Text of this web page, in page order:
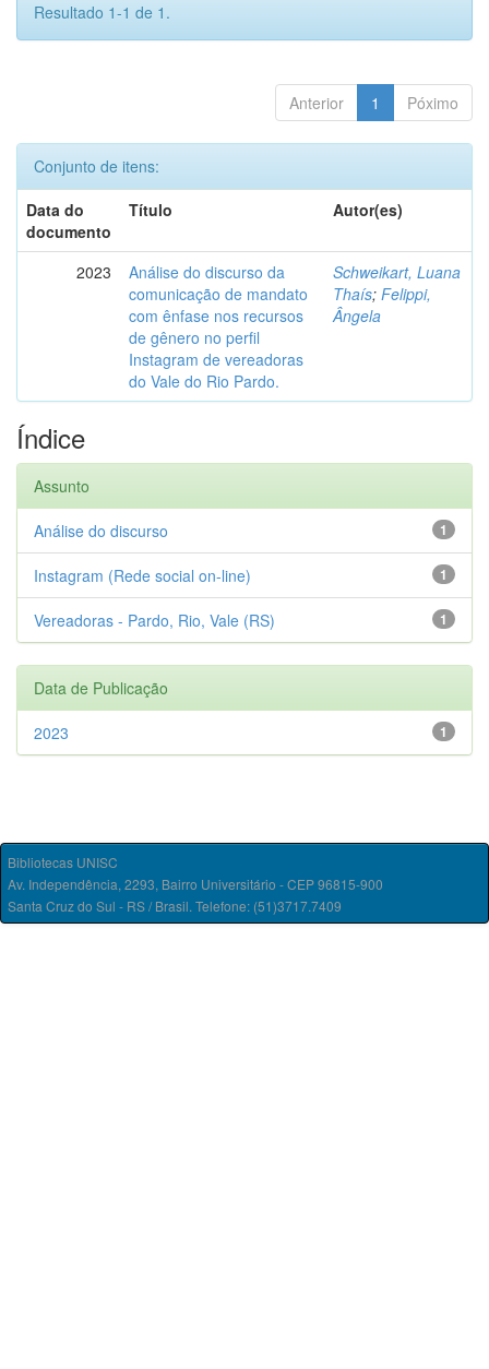
Resultado 1-1 de 1.
Anterior 1 Póximo
Conjunto de itens:
Data do
documento
Título Autor(es)
2023
Análise do discurso da
comunicação de mandato
com ênfase nos recursos
de gênero no perfil
Instagram de vereadoras
do Vale do Rio Pardo.
Schweikart, Luana
Thaís; Felippi,
Ângela
Índice
Assunto
1
Análise do discurso
1
Instagram (Rede social on-line)
1
Vereadoras - Pardo, Rio, Vale (RS)
Data de Publicação
1
2023
Bibliotecas UNISC
Av. Independência, 2293, Bairro Universitário - CEP 96815-900
Santa Cruz do Sul - RS / Brasil. Telefone: (51)3717.7409